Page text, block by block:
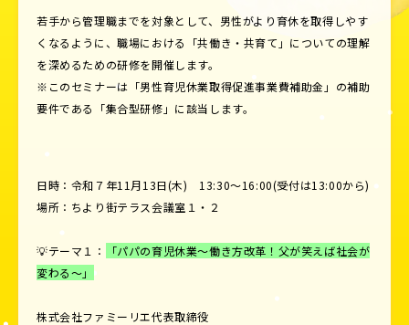
若手から管理職までを対象として、男性がより育休を取得しやす
くなるように、職場における「共働き・共育て」についての理解
を深めるための研修を開催します。
※このセミナーは「男性育児休業取得促進事業費補助金」の補助
要件である「集合型研修」に該当します。
日時：令和７年11月13日(木) 13:30～16:00(受付は13:00から)
場所：ちより街テラス会議室１・２
💡テーマ１：
「パパの育児休業～働き方改革！父が笑えば社会が
変わる～」
株式会社ファミーリエ代表取締役